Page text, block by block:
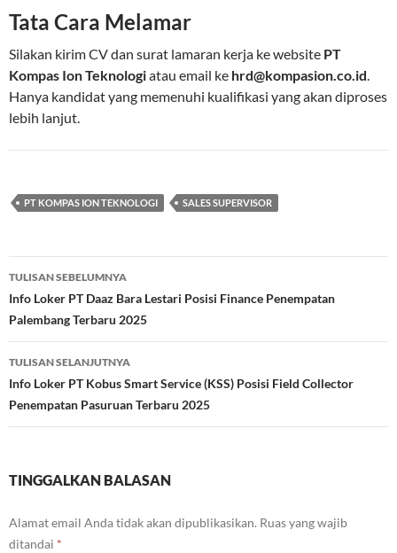
Tata Cara Melamar
Silakan kirim CV dan surat lamaran kerja ke website PT
Kompas Ion Teknologiatau email ke hrd@kompasion.co.id.
Hanya kandidat yang memenuhi kualifikasi yang akan diproses
lebih lanjut.
PT KOMPAS ION TEKNOLOGI SALES SUPERVISOR
Navigasi
Tulisan
TULISAN SEBELUMNYA
Info Loker PT Daaz Bara Lestari Posisi Finance Penempatan
Palembang Terbaru 2025
TULISAN SELANJUTNYA
Info Loker PT Kobus Smart Service (KSS) Posisi Field Collector
Penempatan Pasuruan Terbaru 2025
TINGGALKAN BALASAN
Alamat email Anda tidak akan dipublikasikan. Ruas yang wajib
ditandai *